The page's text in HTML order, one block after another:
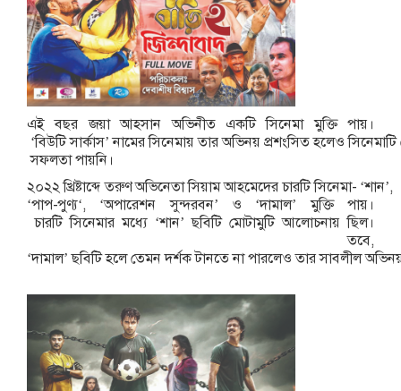
এই বছর জয়া আহসান অভিনীত একটি সিনেমা মুক্তি পায়।
‘বিউটিসার্কাস’নামেরসিনেমায়তারঅভিনয়প্রশংসিতহলেও সিনেমাটি
সফলতাপায়নি।
২০২২ খ্রিষ্টাব্দে তরুণঅভিনেতাসিয়ামআহমেদেরচারটিসিনেমা- ‘শান’,
‘পাপ-পুণ্য‘, ‘অপারেশন সুন্দরবন’ ও ‘দামাল’মুক্তি
পায়।
চারটি সিনেমার মধ্যে ‘শান’ছবিটি মোটামুটি আলোচনায় ছিল।
তবে,
‘দামাল’ছবিটিহলেতেমনদর্শকটানতেনাপারলেও তারসাবলীল